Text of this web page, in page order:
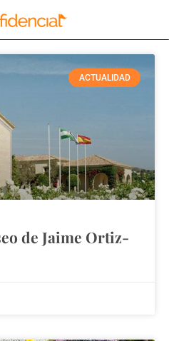
ACTUALIDAD
de Jaime Ortiz-